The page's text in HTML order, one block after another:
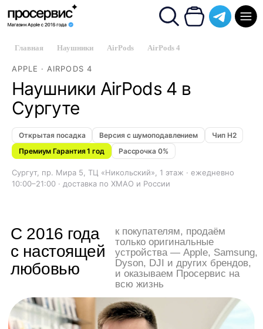
Главная Наушники AirPods AirPods 4
APPLE · AIRPODS 4
Наушники AirPods 4 в
Сургуте
Открытая посадка Версия с шумоподавлением
Чип H2
Премиум Гарантия 1 год
Рассрочка 0%
Сургут, пр. Мира 5, ТЦ «Никольский», 1 этаж · ежедневно
10:00–21:00 · доставка по ХМАО и России
С 2016 года
с настоящей
только оригинальные
устройства — Apple, Samsung,
Dyson, DJI и других брендов,
Наша миссия
чтобы гаджеты приносили